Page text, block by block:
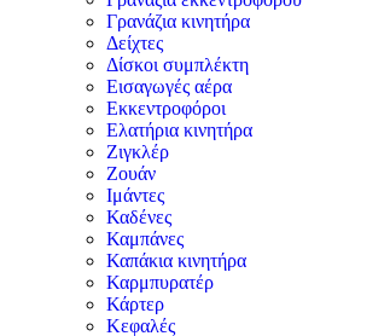
Γρανάζια κινητήρα
Δείχτες
Δίσκοι συμπλέκτη
Εισαγωγές αέρα
Εκκεντροφόροι
Ελατήρια κινητήρα
Ζιγκλέρ
Ζουάν
Ιμάντες
Καδένες
Καμπάνες
Καπάκια κινητήρα
Καρμπυρατέρ
Κάρτερ
Κεφαλές